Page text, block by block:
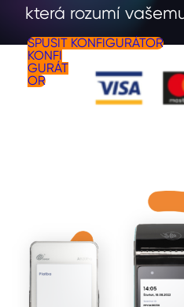
která rozumí
SPUSIT
KONFI
GURÁT
OR
SPUSIT KONFIGURÁTOR